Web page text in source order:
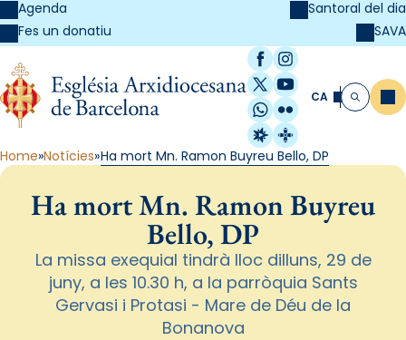
Agenda
Fes un donatiu
Santoral del dia
SAVA
Facebook
Instagram
X / Twitter
YouTube
WhatsApp
Flickr
Radio Estel
Catalunya
CA Cerca
Home Notícies Ha mort Mn. Ramon Buyreu Bello, DP
Ha mort Mn. Ramon Buyreu
Bello, DP
La missa exequial tindrà lloc dilluns, 29 de
juny, a les 10.30 h, a la parròquia Sants
Gervasi i Protasi - Mare de Déu de la
Bonanova